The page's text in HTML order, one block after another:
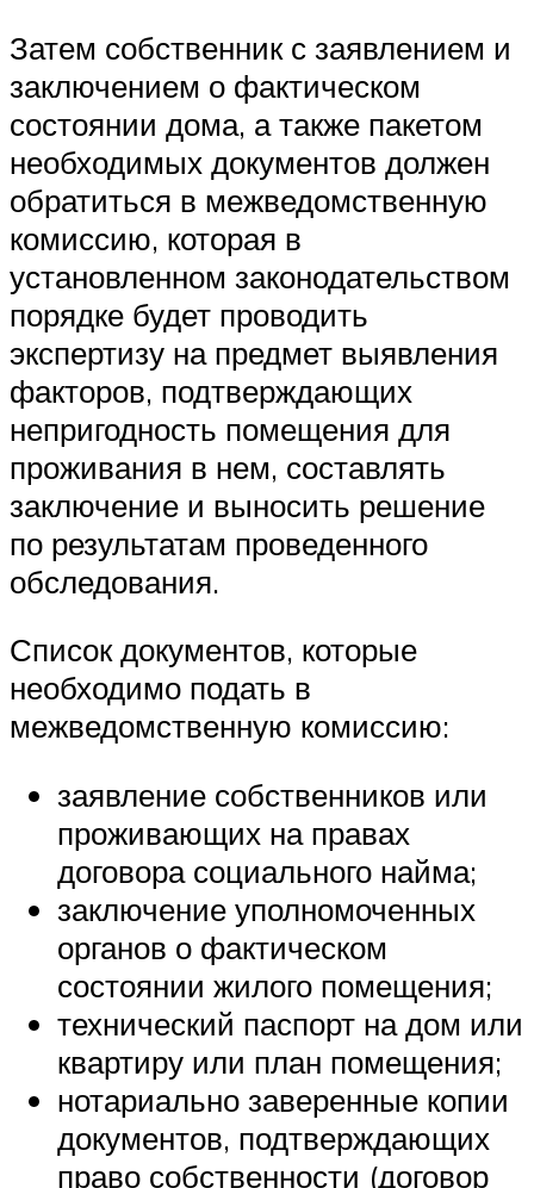
Затем собственник с заявлением и
заключением о фактическом
состоянии дома, а также пакетом
необходимых документов должен
обратиться в межведомственную
комиссию, которая в
установленном законодательством
порядке будет проводить
экспертизу на предмет выявления
факторов, подтверждающих
непригодность помещения для
проживания в нем, составлять
заключение и выносить решение
по результатам проведенного
обследования.
Список документов, которые
необходимо подать в
межведомственную комиссию:
заявление собственников или
проживающих на правах
договора социального найма;
заключение уполномоченных
органов о фактическом
состоянии жилого помещения;
технический паспорт на дом или
квартиру или план помещения;
нотариально заверенные копии
документов, подтверждающих
право собственности (договор